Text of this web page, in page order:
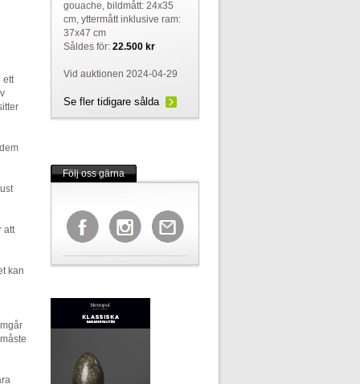
ett
att
kan
gouache, bildmått: 24x35
cm, yttermått inklusive ram:
37x47 cm
Såldes för: 22.500 kr
Vid auktionen 2024-04-29
Se fler tidigare sålda
Följ oss gärna